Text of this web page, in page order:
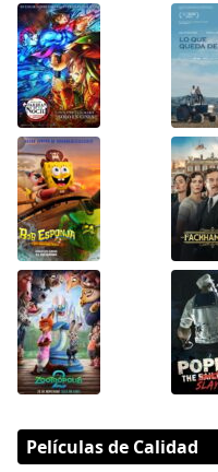
Películas de Calidad